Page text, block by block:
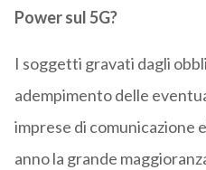
Power sul 5G?
I soggetti gravati dagli
adempimento delle
imprese di comunicazione
anno la grande